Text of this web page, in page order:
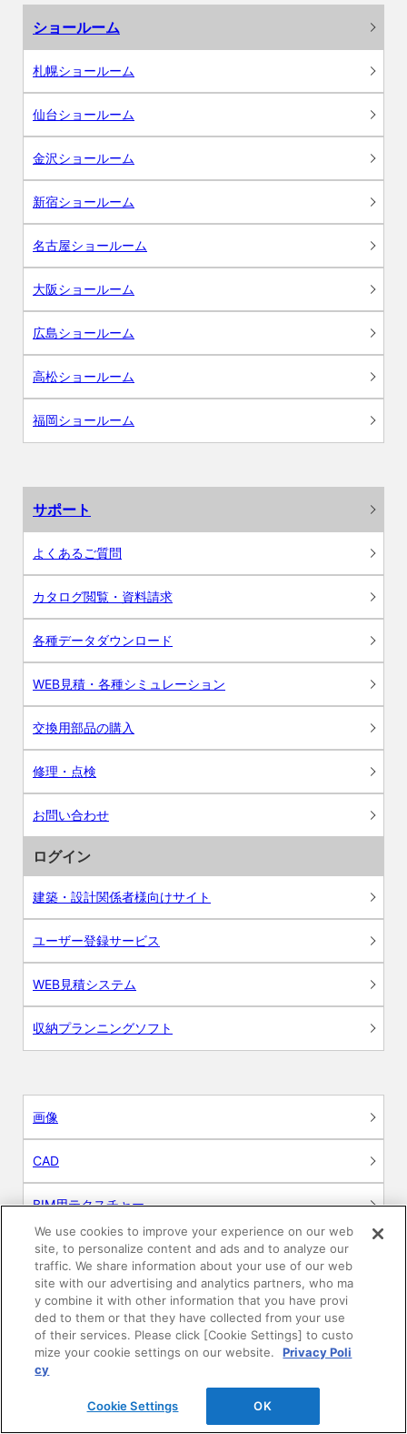
ショールーム
札幌ショールーム
仙台ショールーム
金沢ショールーム
新宿ショールーム
名古屋ショールーム
大阪ショールーム
広島ショールーム
高松ショールーム
福岡ショールーム
サポート
よくあるご質問
カタログ閲覧・資料請求
各種データダウンロード
WEB見積・各種シミュレーション
交換用部品の購入
修理・点検
お問い合わせ
ログイン
建築・設計関係者様向けサイト
ユーザー登録サービス
WEB見積システム
収納プランニングソフト
画像
CAD
BIM用テクスチャー
図面（PDF）
申請関係認定書類
施工・取扱説明書
動画
We use cookies to improve your experience on our web
site, to personalize content and ads and to analyze our
traffic. We share information about your use of our web
site with our advertising and analytics partners, who ma
y combine it with other information that you have provi
ded to them or that they have collected from your use
of their services. Please click [Cookie Settings] to custo
mize your cookie settings on our website.
Privacy Poli
cy
Cookie Settings OK